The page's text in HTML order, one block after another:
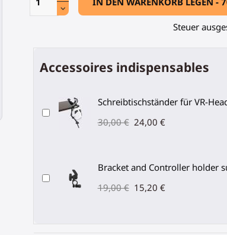
Steuer
Accessoires indispensables
Schreibtischständer für VR-
30,00 € 24,00 €
Bracket and Controller holder
19,00 € 15,20 €